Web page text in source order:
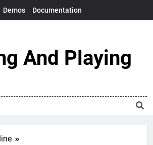
Demos Documentation
And Playing